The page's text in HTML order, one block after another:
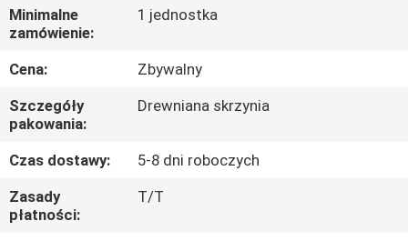
KONTROLA
JAKOŚCI
SKONTAKTUJ
SIĘ
Z
NAMI
Minimalne
zamówienie:
1 jednostka
Cena:
Zbywalny
Szczegóły
pakowania:
Drewniana skrzynia
Czas dostawy:
5-8 dni roboczych
Zasady
płatności:
T/T